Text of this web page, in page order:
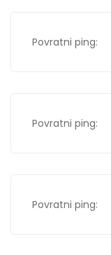
Povratni ping:
Povratni ping:
Povratni ping: